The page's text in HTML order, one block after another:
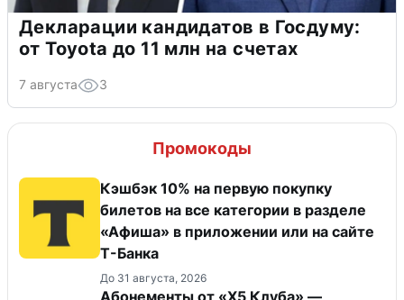
Декларации кандидатов в Госдуму:
от Toyota до 11 млн на счетах
7 августа 3
Промокоды
Кэшбэк 10% на первую покупку
билетов на все категории в разделе
«Афиша» в приложении или на сайте
Т-Банка
До 31 августа, 2026